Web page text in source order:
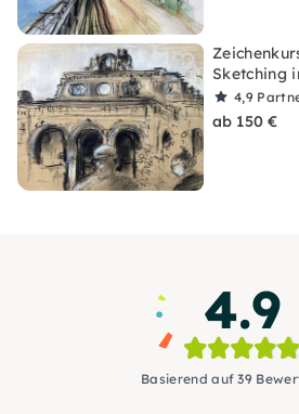
Sketching
4,9
ab 150 €
4.9
Basierend auf 39